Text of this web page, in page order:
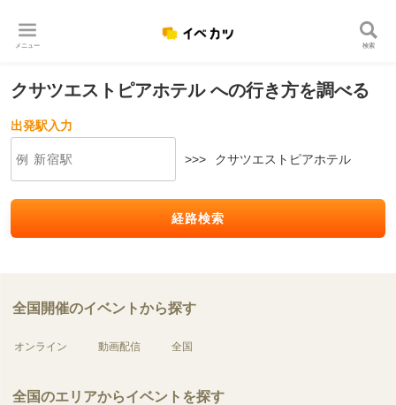
メニュー 検索
クサツエストピアホテル への行き方を調べる
出発駅入力
>>> クサツエストピアホテル
経路検索
全国開催のイベントから探す
オンライン 動画配信 全国
全国のエリアからイベントを探す